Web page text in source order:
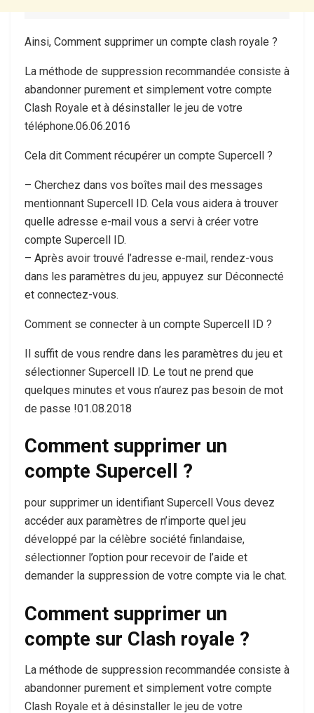
Ainsi, Comment supprimer un compte clash royale ?
La méthode de suppression recommandée consiste à
abandonner purement et simplement votre compte
Clash Royale et à désinstaller le jeu de votre
téléphone.06.06.2016
Cela dit Comment récupérer un compte Supercell ?
– Cherchez dans vos boîtes mail des messages
mentionnant Supercell ID. Cela vous aidera à trouver
quelle adresse e-mail vous a servi à créer votre
compte Supercell ID.
– Après avoir trouvé l’adresse e-mail, rendez-vous
dans les paramètres du jeu, appuyez sur Déconnecté
et connectez-vous.
Comment se connecter à un compte Supercell ID ?
Il suffit de vous rendre dans les paramètres du jeu et
sélectionner Supercell ID. Le tout ne prend que
quelques minutes et vous n’aurez pas besoin de mot
de passe !01.08.2018
Comment supprimer un
compte Supercell ?
pour supprimer un identifiant Supercell Vous devez
accéder aux paramètres de n’importe quel jeu
développé par la célèbre société finlandaise,
sélectionner l’option pour recevoir de l’aide et
demander la suppression de votre compte via le chat.
Comment supprimer un
compte sur Clash royale ?
La méthode de suppression recommandée consiste à
abandonner purement et simplement votre compte
Clash Royale et à désinstaller le jeu de votre